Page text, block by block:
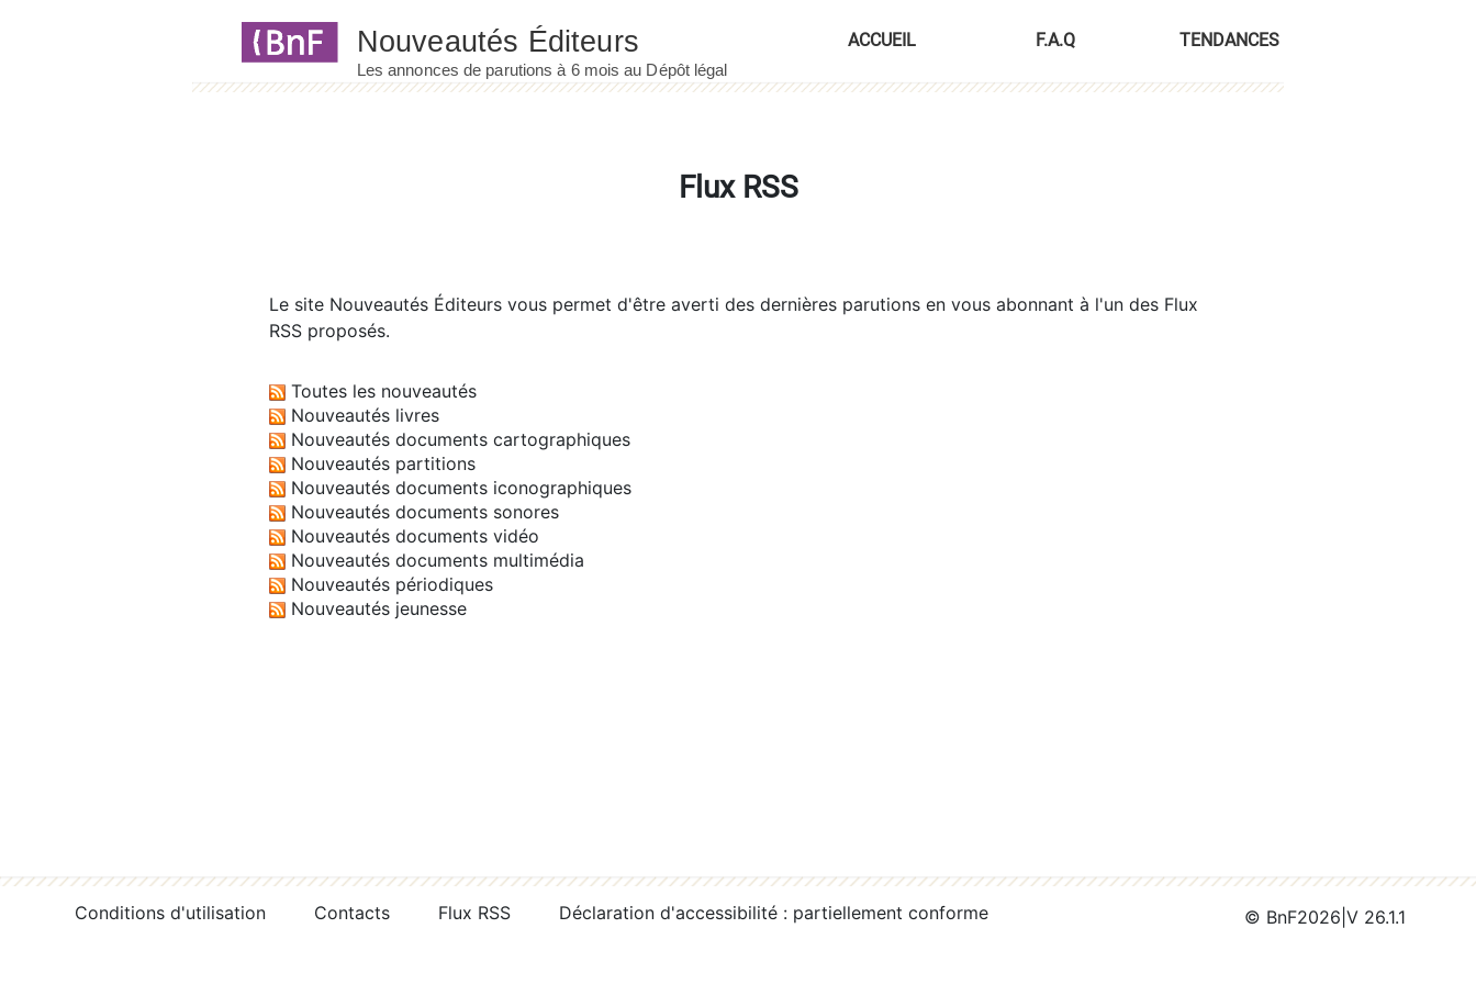
ACCUEIL F.A.Q TENDANCES
Flux RSS
Le site Nouveautés Éditeurs vous permet d'être averti des dernières parutions en vous abonnant à l'un des Flux
RSS proposés.
Toutes les nouveautés
Nouveautés livres
Nouveautés documents cartographiques
Nouveautés partitions
Nouveautés documents iconographiques
Nouveautés documents sonores
Nouveautés documents vidéo
Nouveautés documents multimédia
Nouveautés périodiques
Nouveautés jeunesse
Conditions d'utilisation Contacts Flux RSS Déclaration d'accessibilité : partiellement conforme © BnF2026 V 26.1.1